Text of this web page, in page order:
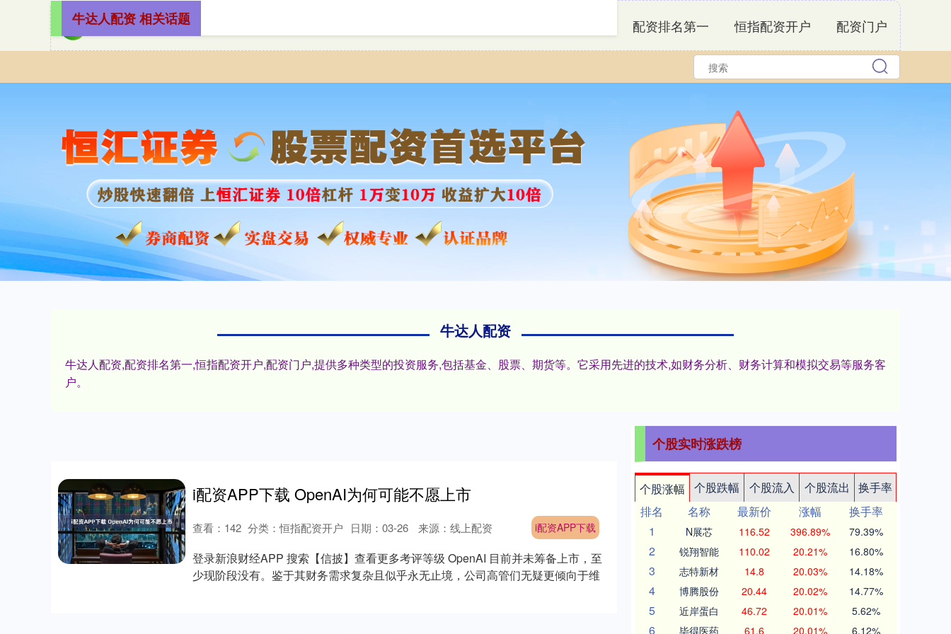
配资排名第一 恒指配资开户 配资门户
牛达人配资
牛达人配资,配资排名第一,恒指配资开户,配资门户,提供多种类型的投资服务,包括基金、股票、期货等。它采用先进的技术,如财务分析、财务计算和模拟交易等服务客
户。
牛达人配资 相关话题
i配资APP下载 OpenAI为何可能不愿上市
i配资APP下载
日期：03-26 来源：线上配资
查看： 142 分类：恒指配资开户
登录新浪财经APP 搜索【信披】查看更多考评等级 OpenAI 目前并未筹备上市，至
少现阶段没有。鉴于其财务需求复杂且似乎永无止境，公司高管们无疑更倾向于维
个股实时涨跌榜
个股涨幅 个股跌幅 个股流入 个股流出
换手率
排名
名称 最新价 涨幅
换手率
1
N展芯 116.52 396.89% 79.39%
2 锐翔智能 110.02 20.21% 16.80%
3 志特新材 14.8 20.03% 14.18%
4 博腾股份 20.44 20.02% 14.77%
5 近岸蛋白 46.72 20.01% 5.62%
6 毕得医药 61.6 20.01% 6.12%